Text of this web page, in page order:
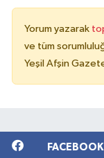
Yorum yazarak
ve tüm
Yeşil Afşin
FACEBOOK